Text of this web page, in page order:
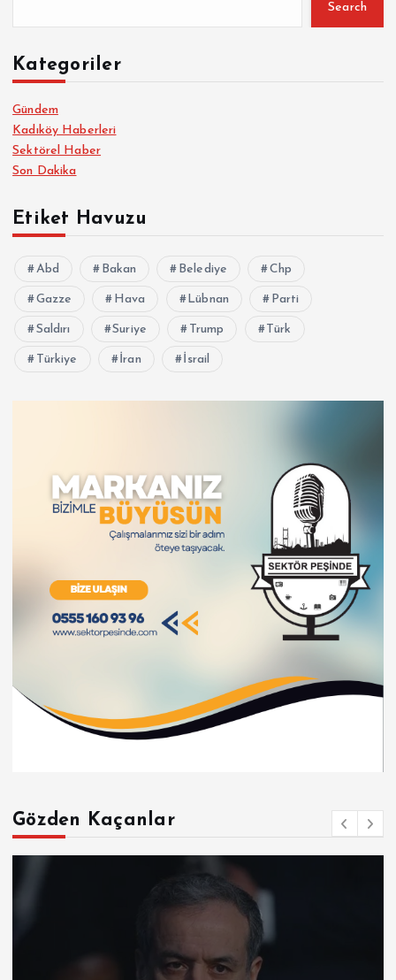
Search
Kategoriler
Gündem
Kadıköy Haberleri
Sektörel Haber
Son Dakika
Etiket Havuzu
Abd Bakan Belediye Chp
Gazze Hava Lübnan Parti
Saldırı Suriye Trump Türk
Türkiye İran İsrail
Gözden Kaçanlar